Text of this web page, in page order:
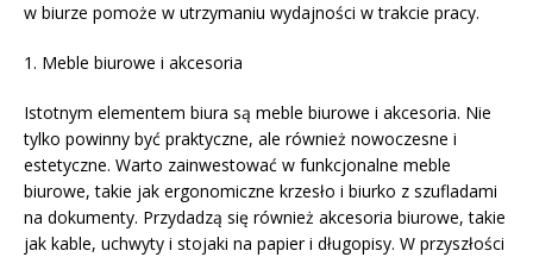
w biurze pomoże w utrzymaniu wydajności w trakcie pracy.
1. Meble biurowe i akcesoria
Istotnym elementem biura są meble biurowe i akcesoria. Nie
tylko powinny być praktyczne, ale również nowoczesne i
estetyczne. Warto zainwestować w funkcjonalne meble
biurowe, takie jak ergonomiczne krzesło i biurko z szufladami
na dokumenty. Przydadzą się również akcesoria biurowe, takie
jak kable, uchwyty i stojaki na papier i długopisy. W przyszłości